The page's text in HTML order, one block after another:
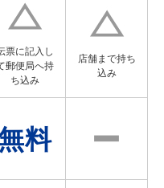
票に記入し
郵便局へ持
ち込み
店舗まで持ち
込み